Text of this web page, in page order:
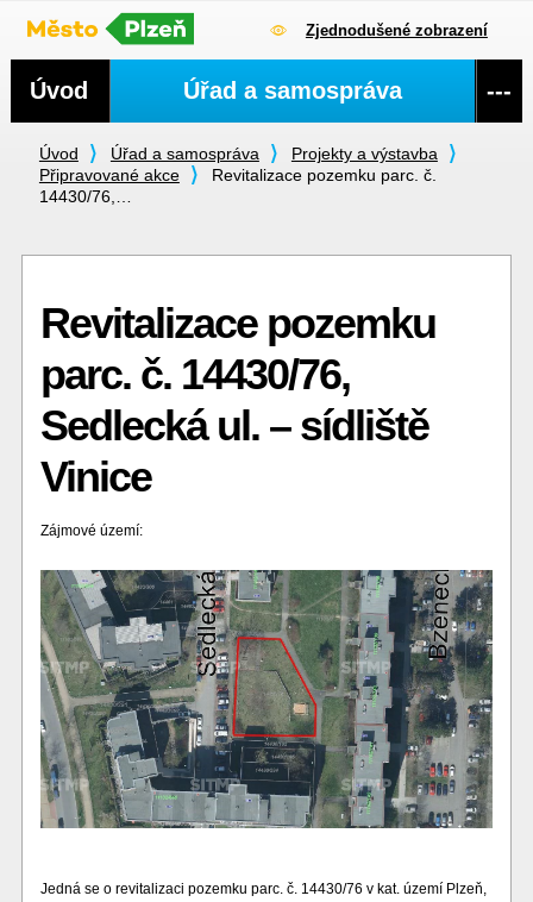
Zjednodušené zobrazení
Úvod Úřad a samospráva
Projekty a výstavba
Připravované akce
Revitalizace pozemku parc. č.
14430/76,…
Revitalizace pozemku
parc. č. 14430/76,
Sedlecká ul. – sídliště
Vinice
Zájmové území:
Jedná se o revitalizaci pozemku parc. č. 14430/76 v kat. území Plzeň,
Navigace
Úvod Úřad a samospráva ---